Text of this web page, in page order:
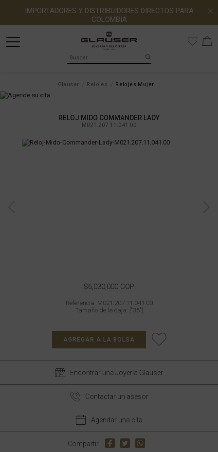
IMPORTADORES Y DISTRIBUIDORES DIRECTOS PARA
COLOMBIA
Glauser Relojes Relojes Mujer
RELOJ MIDO COMMANDER LADY
M021.207.11.041.00
$6,030,000 COP
Referencia: M021.207.11.041.00
Tamaño de la caja: ["35"]
AGREGAR A LA BOLSA
Encontrar una Joyería Glauser
Contactar un asesor
Agendar una cita
Compartir